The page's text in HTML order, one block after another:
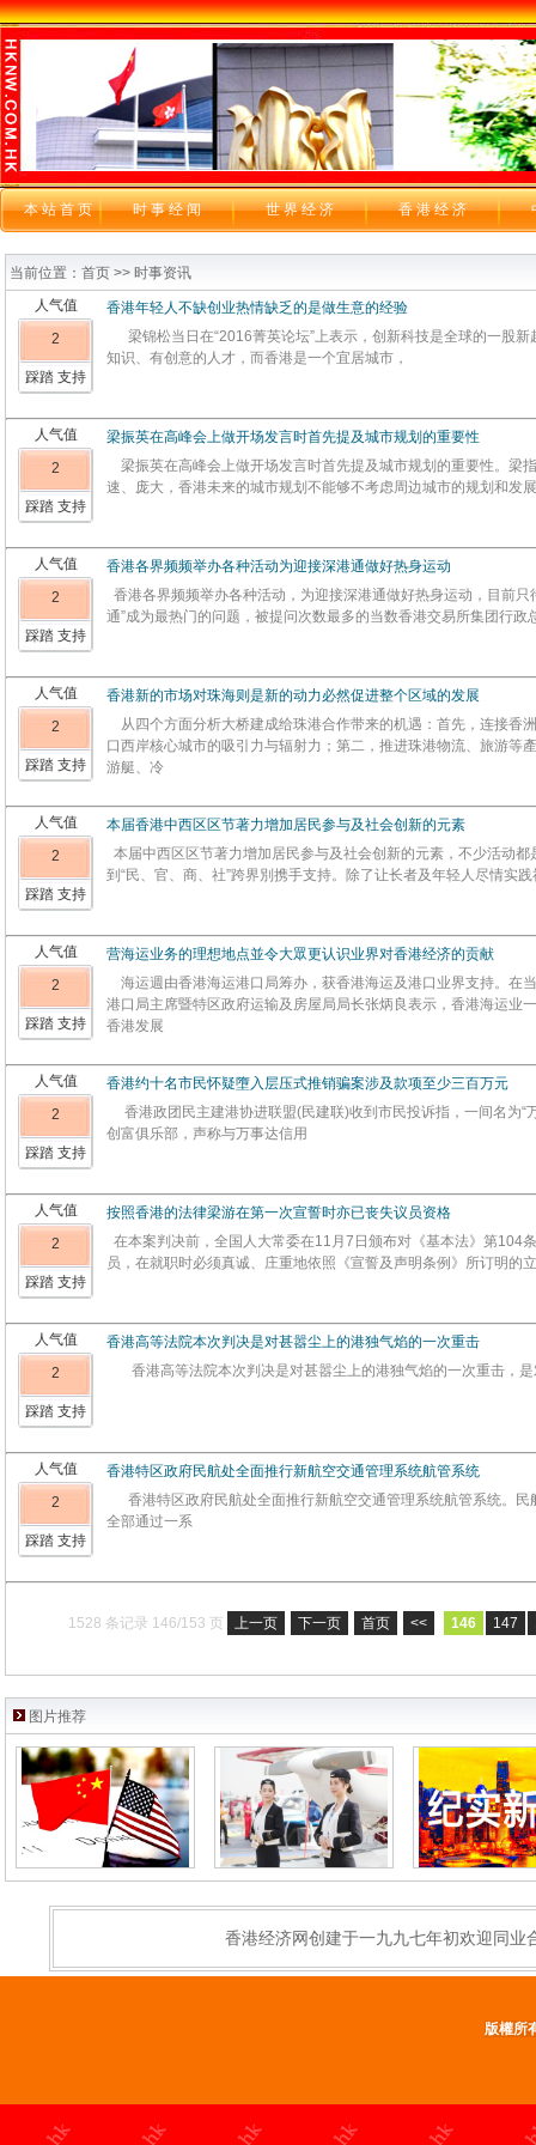
本站首页 时 事 经 闻 世 界 经 济 香 港 经 济
当前位置：首页 >> 时事资讯
人气值
2
踩踏 支持
香港年轻人不缺创业热情缺乏的是做生意的经验
梁锦松当日在“2016菁英论坛”上表示，创新科技是全球的一股新
知识、有创意的人才，而香港是一个宜居城市，
人气值
2
踩踏 支持
梁振英在高峰会上做开场发言时首先提及城市规划的重要性
梁振英在高峰会上做开场发言时首先提及城市规划的重要性。梁
速、庞大，香港未来的城市规划不能够不考虑周边城市的规划和发展
人气值
2
踩踏 支持
香港各界频频举办各种活动为迎接深港通做好热身运动
香港各界频频举办各种活动，为迎接深港通做好热身运动，目前只
通”成为最热门的问题，被提问次数最多的当数香港交易所集团行政
人气值
2
踩踏 支持
香港新的市场对珠海则是新的动力必然促进整个区域的发展
从四个方面分析大桥建成给珠港合作带来的机遇：首先，连接香
口西岸核心城市的吸引力与辐射力；第二，推进珠港物流、旅游等
游艇、冷
人气值
2
踩踏 支持
本届香港中西区区节著力增加居民参与及社会创新的元素
本届中西区区节著力增加居民参与及社会创新的元素，不少活动
到“民、官、商、社”跨界別携手支持。除了让长者及年轻人尽情实践
人气值
2
踩踏 支持
营海运业务的理想地点並令大眾更认识业界对香港经济的贡献
海运週由香港海运港口局筹办，获香港海运及港口业界支持。在
港口局主席暨特区政府运输及房屋局局长张炳良表示，香港海运业
香港发展
人气值
2
踩踏 支持
香港约十名市民怀疑墮入层压式推销骗案涉及款项至少三百万元
香港政团民主建港协进联盟(民建联)收到市民投诉指，一间名为“
创富俱乐部，声称与万事达信用
人气值
2
踩踏 支持
按照香港的法律梁游在第一次宣誓时亦已丧失议员资格
在本案判决前，全国人大常委在11月7日颁布对《基本法》第104
员，在就职时必须真诚、庄重地依照《宣誓及声明条例》所订明的
人气值
2
踩踏 支持
香港高等法院本次判决是对甚嚣尘上的港独气焰的一次重击
香港高等法院本次判决是对甚嚣尘上的港独气焰的一次重击，是
人气值
2
踩踏 支持
香港特区政府民航处全面推行新航空交通管理系统航管系统
香港特区政府民航处全面推行新航空交通管理系统航管系统。民
全部通过一系
1528 条记录 146/153 页 上一页 下一页 首页 << 146 147
图片推荐
香港经济网创建于一九九七年初欢迎同业
版權所